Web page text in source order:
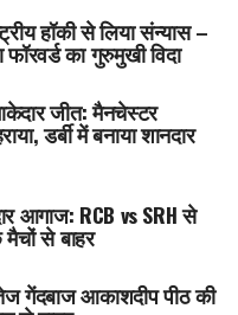
हॉकी से लिया संन्यास –
का गुरुमुखी विदा
जीत: मैनचेस्टर
डर्बी में बनाया शानदार
आगाज: RCB vs SRH से
से बाहर
गेंदबाज आकाशदीप पीठ की